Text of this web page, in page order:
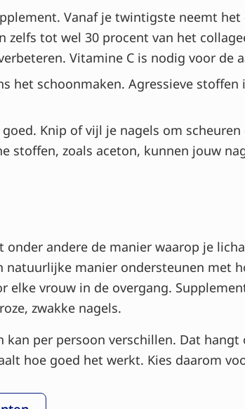
Vanaf je twintigste neemt
zelfs tot wel 30 procent van het
Vitamine C is nodig voor de
het schoonmaken. Agressieve
Knip of vijl je nagels om
stoffen, zoals aceton, kunnen jouw
onder andere de manier waarop je
natuurlijke manier ondersteunen met
elke vrouw in de overgang.
zwakke nagels.
kan per persoon verschillen. Dat
hoe goed het werkt. Kies daarom